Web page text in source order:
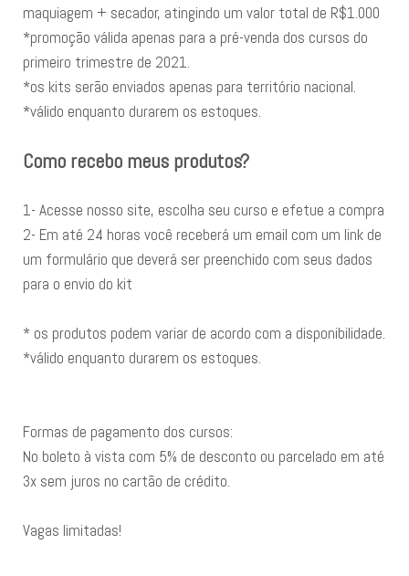
maquiagem + secador, atingindo um valor total de R$1.000
*promoção válida apenas para a pré-venda dos cursos do
primeiro trimestre de 2021.
*os kits serão enviados apenas para território nacional.
*válido enquanto durarem os estoques.
Como recebo meus produtos?
1- Acesse nosso site, escolha seu curso e efetue a compra
2- Em até 24 horas você receberá um email com um link de
um formulário que deverá ser preenchido com seus dados
para o envio do kit
* os produtos podem variar de acordo com a disponibilidade.
*válido enquanto durarem os estoques.
Formas de pagamento dos cursos:
No boleto à vista com 5% de desconto ou parcelado em até
3x sem juros no cartão de crédito.
Vagas limitadas!